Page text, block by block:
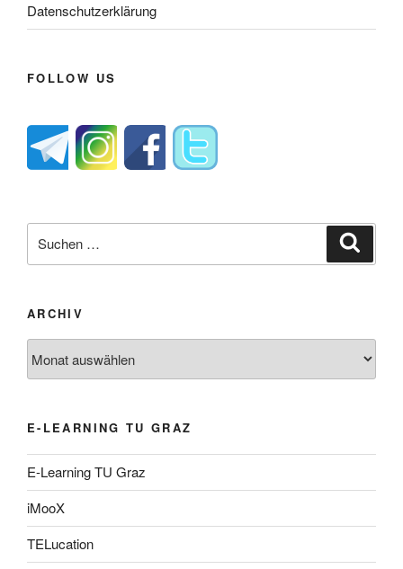
Datenschutzerklärung
FOLLOW US
nach:
ARCHIV
E-LEARNING TU GRAZ
E-Learning TU Graz
iMooX
TELucation